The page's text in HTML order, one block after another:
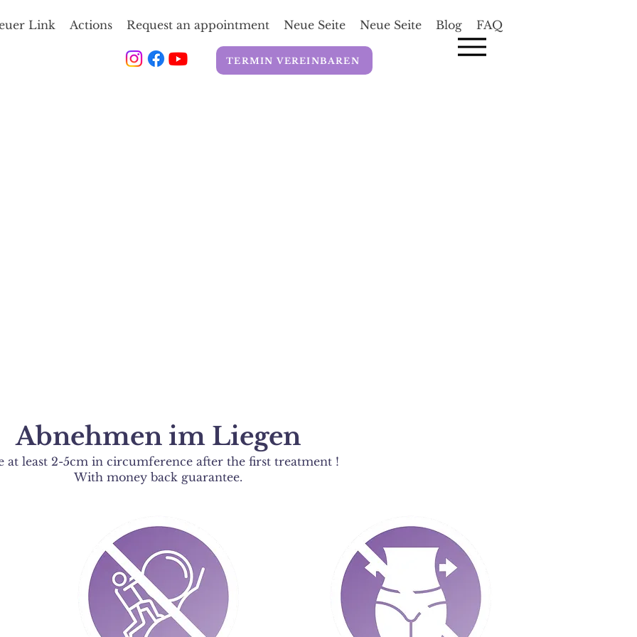
Link Actions Request an appointment Neue Seite Neue Seite Blog FAQ
TERMIN VEREINBAREN
Abnehmen im Liegen
at least 2-5cm in circumference after the first treatment !
With money back guarantee.